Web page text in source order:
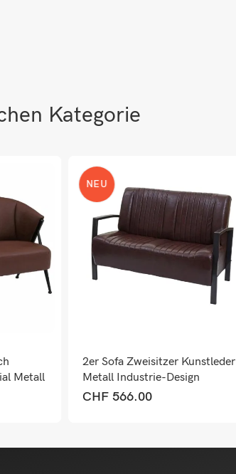
Kategorie
Metall
NEU
2er Sofa Zweisitzer Kunstleder
Metall Industrie-Design
vintage braun
CHF566.00